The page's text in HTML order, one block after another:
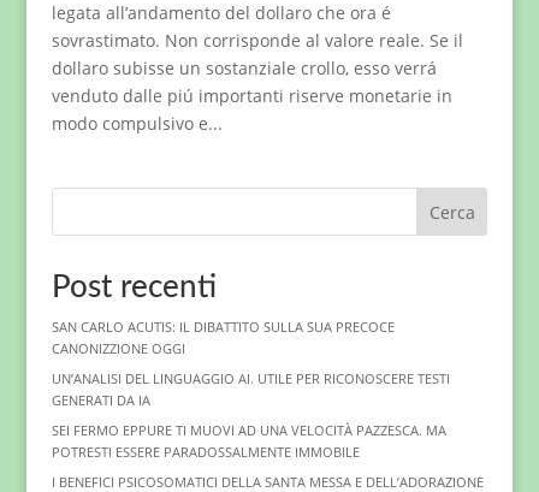
legata all’andamento del dollaro che ora é
sovrastimato. Non corrisponde al valore reale. Se il
dollaro subisse un sostanziale crollo, esso verrá
venduto dalle piú importanti riserve monetarie in
modo compulsivo e...
Cerca
Post recenti
SAN CARLO ACUTIS: IL DIBATTITO SULLA SUA PRECOCE
CANONIZZIONE OGGI
UN’ANALISI DEL LINGUAGGIO AI. UTILE PER RICONOSCERE TESTI
GENERATI DA IA
SEI FERMO EPPURE TI MUOVI AD UNA VELOCITÀ PAZZESCA. MA
POTRESTI ESSERE PARADOSSALMENTE IMMOBILE
I BENEFICI PSICOSOMATICI DELLA SANTA MESSA E DELL’ADORAZIONE